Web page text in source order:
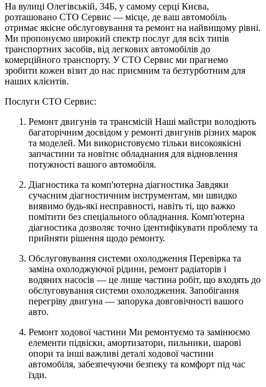
На вулиці Олегівській, 34Б, у самому серці Києва,
розташовано СТО Сервис — місце, де ваш автомобіль
отримає якісне обслуговування та ремонт на найвищому рівні.
Ми пропонуємо широкий спектр послуг для всіх типів
транспортних засобів, від легкових автомобілів до
комерційного транспорту. У СТО Сервис ми прагнемо
зробити кожен візит до нас приємним та безтурботним для
наших клієнтів.
Послуги СТО Сервис:
Ремонт двигунів та трансмісій Наші майстри володіють
багаторічним досвідом у ремонті двигунів різних марок
та моделей. Ми використовуємо тільки високоякісні
запчастини та новітнє обладнання для відновлення
потужності вашого автомобіля.
Діагностика та комп'ютерна діагностика Завдяки
сучасним діагностичним інструментам, ми швидко
виявимо будь-які несправності, навіть ті, що важко
помітити без спеціального обладнання. Комп'ютерна
діагностика дозволяє точно ідентифікувати проблему та
прийняти рішення щодо ремонту.
Обслуговування системи охолодження Перевірка та
заміна охолоджуючої рідини, ремонт радіаторів і
водяних насосів — це лише частина робіт, що входять до
обслуговування системи охолодження. Запобігання
перегріву двигуна — запорука довговічності вашого
авто.
Ремонт ходової частини Ми ремонтуємо та замінюємо
елементи підвіски, амортизатори, пильники, шарові
опори та інші важливі деталі ходової частини
автомобіля, забезпечуючи безпеку та комфорт під час
їзди.